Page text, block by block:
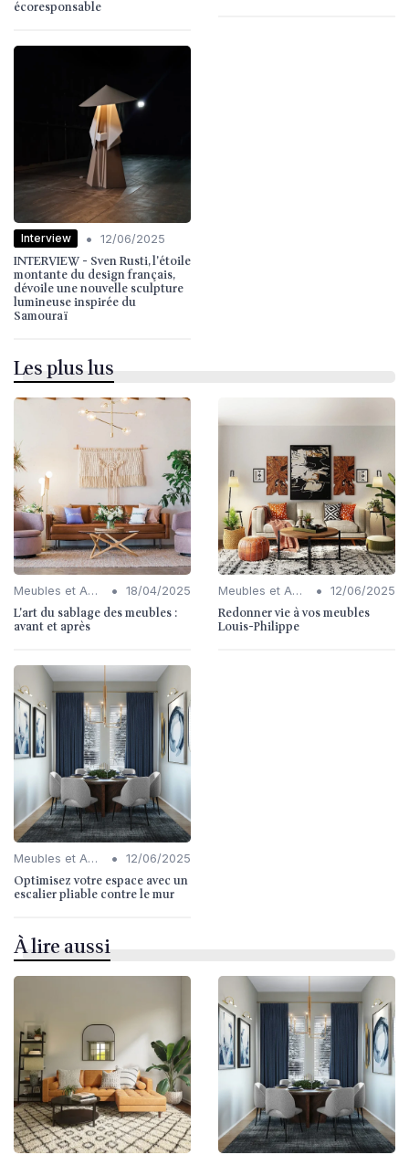
écoresponsable
Interview • 12/06/2025
INTERVIEW - Sven Rusti, l'étoile
montante du design français,
dévoile une nouvelle sculpture
lumineuse inspirée du
Samouraï
Les plus lus
Meubles et Accessoires • 18/04/2025
L'art du sablage des meubles :
avant et après
Meubles et Accessoires • 12/06/2025
Redonner vie à vos meubles
Louis-Philippe
Meubles et Accessoires • 12/06/2025
Optimisez votre espace avec un
escalier pliable contre le mur
À lire aussi